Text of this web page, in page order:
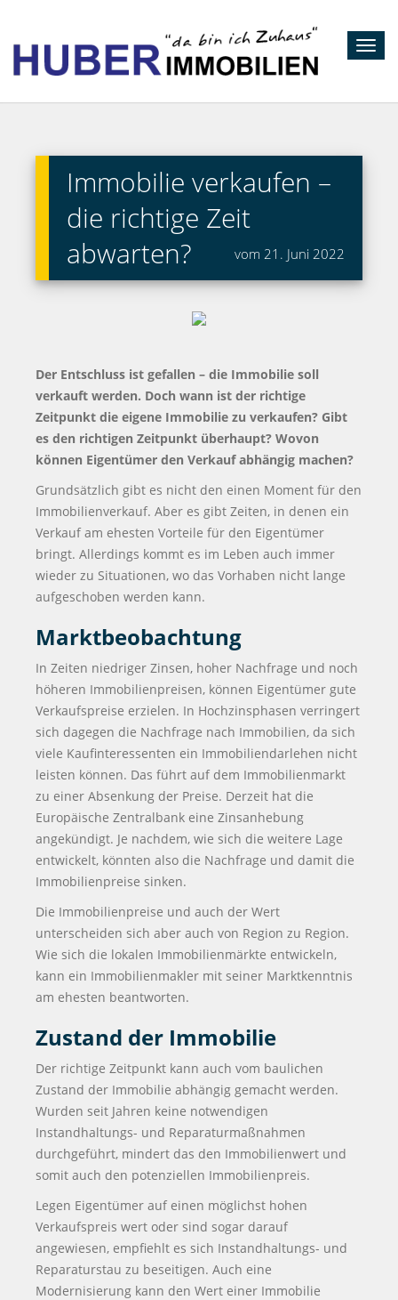
Immobilie verkaufen –
die richtige Zeit
abwarten?
vom 21. Juni 2022
Der Entschluss ist gefallen – die Immobilie soll
verkauft werden. Doch wann ist der richtige
Zeitpunkt die eigene Immobilie zu verkaufen? Gibt
es den richtigen Zeitpunkt überhaupt? Wovon
können Eigentümer den Verkauf abhängig machen?
Grundsätzlich gibt es nicht den einen Moment für den
Immobilienverkauf. Aber es gibt Zeiten, in denen ein
Verkauf am ehesten Vorteile für den Eigentümer
bringt. Allerdings kommt es im Leben auch immer
wieder zu Situationen, wo das Vorhaben nicht lange
aufgeschoben werden kann.
Marktbeobachtung
In Zeiten niedriger Zinsen, hoher Nachfrage und noch
höheren Immobilienpreisen, können Eigentümer gute
Verkaufspreise erzielen. In Hochzinsphasen verringert
sich dagegen die Nachfrage nach Immobilien, da sich
viele Kaufinteressenten ein Immobiliendarlehen nicht
leisten können. Das führt auf dem Immobilienmarkt
zu einer Absenkung der Preise. Derzeit hat die
Europäische Zentralbank eine Zinsanhebung
angekündigt. Je nachdem, wie sich die weitere Lage
entwickelt, könnten also die Nachfrage und damit die
Immobilienpreise sinken.
Die Immobilienpreise und auch der Wert
unterscheiden sich aber auch von Region zu Region.
Wie sich die lokalen Immobilienmärkte entwickeln,
kann ein Immobilienmakler mit seiner Marktkenntnis
am ehesten beantworten.
Zustand der Immobilie
Der richtige Zeitpunkt kann auch vom baulichen
Zustand der Immobilie abhängig gemacht werden.
Wurden seit Jahren keine notwendigen
Instandhaltungs- und Reparaturmaßnahmen
durchgeführt, mindert das den Immobilienwert und
somit auch den potenziellen Immobilienpreis.
Legen Eigentümer auf einen möglichst hohen
Verkaufspreis wert oder sind sogar darauf
angewiesen, empfiehlt es sich Instandhaltungs- und
Reparaturstau zu beseitigen. Auch eine
Modernisierung kann den Wert einer Immobilie